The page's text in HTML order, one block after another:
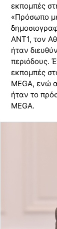
εκπομπές
«Πρόσωπο
ANT1, τον
ήταν
περιόδους.
εκπομπές
MEGA, ενώ
ήταν το
MEGA.